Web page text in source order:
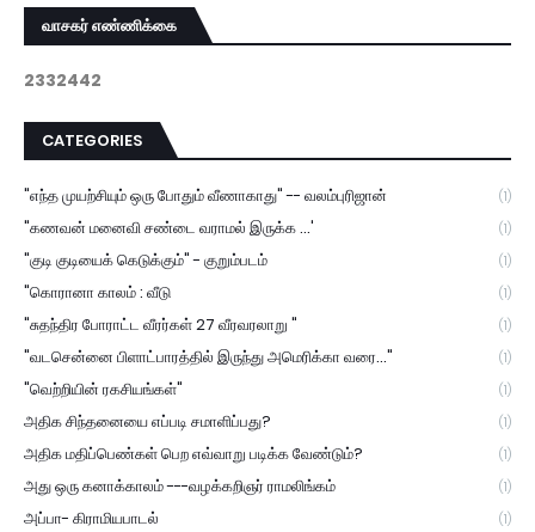
வாசகர் எண்ணிக்கை
2332442
CATEGORIES
"எந்த முயற்சியும் ஒரு போதும் வீணாகாது" -- வலம்புரிஜான் (1)
"கணவன் மனைவி சண்டை வராமல் இருக்க ...' (1)
"குடி குடியைக் கெடுக்கும்" - குறும்படம் (1)
"கொரானா காலம் : வீடு (1)
"சுதந்திர போராட்ட வீரர்கள் 27 வீரவரலாறு " (1)
"வடசென்னை பிளாட்பாரத்தில் இருந்து அமெரிக்கா வரை..." (1)
"வெற்றியின் ரகசியங்கள்" (1)
அதிக சிந்தனையை எப்படி சமாளிப்பது? (1)
அதிக மதிப்பெண்கள் பெற எவ்வாறு படிக்க வேண்டும்? (1)
அது ஒரு கனாக்காலம் ---வழக்கறிஞர் ராமலிங்கம் (1)
அப்பா- கிராமியபாடல் (1)